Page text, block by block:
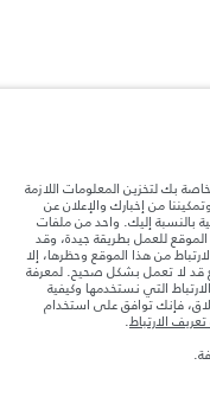
الموقع قد تختلف من بلد إلى
المحلي للتأكد من توفّرها
في أشباه الموصلات يؤثر حاليًا
هذا ظرف ديناميكي
الويب حاليًا المواصفات الحالية
يرجى استشارة وكيلك الذي
مدروس
الاتحاد الأوروبي. قد
بك لتخزين المعلومات اللازمة
من إخبارك والإعلان عن
بالنسبة إليك. واحد من ملفات
للعمل بطريقة جيدة، وقد
من هذا الموقع وحظرها، إلا
قد لا تعمل بشكل صحيح. لمعرفة
التي نستخدمها وكيفية
فإنك توافق على استخدام
الارتباط.